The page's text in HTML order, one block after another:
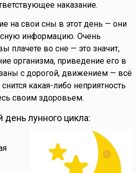
наказание.
на свои сны в этот день — они
информацию. Очень
плачете во сне — это значит,
организма, приведение его в
с дорогой, движением — всё
какая-либо неприятность
своим здоровьем.
лунного цикла: